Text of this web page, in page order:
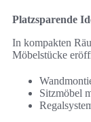
Platzsparende
In kompakten
Möbelstücke
Sitzmöbel